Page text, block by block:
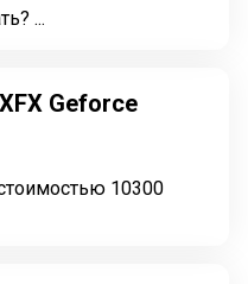
....Или стоит ли переплачивать? ...
Geforce
10300